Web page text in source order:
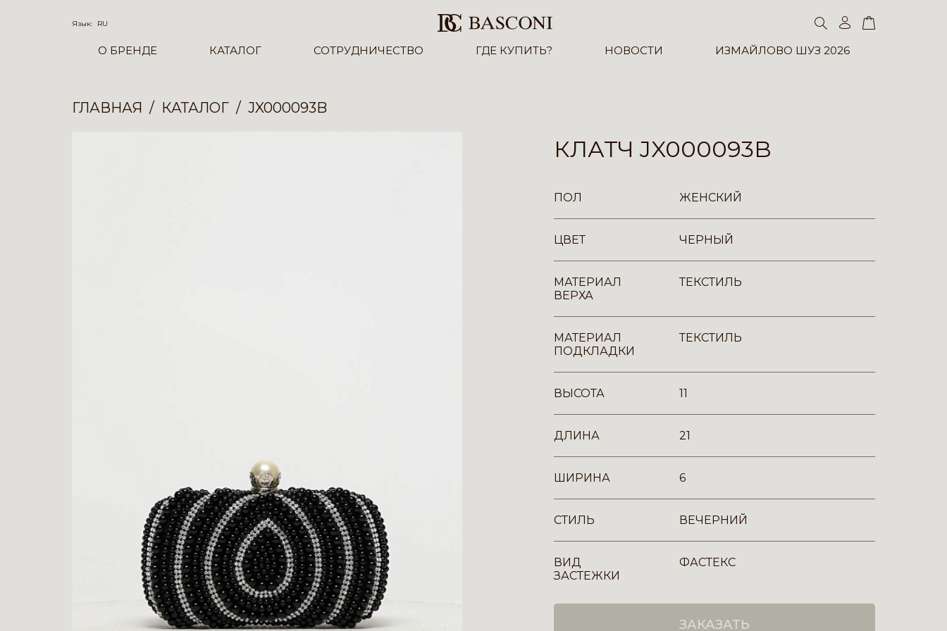
Язык: RU
О БРЕНДЕ КАТАЛОГ СОТРУДНИЧЕСТВО ГДЕ КУПИТЬ? НОВОСТИ ИЗМАЙЛОВО ШУЗ 2026
ГЛАВНАЯ КАТАЛОГ JX000093B
КЛАТЧ JX000093B
ПОЛ ЖЕНСКИЙ
ЦВЕТ ЧЕРНЫЙ
МАТЕРИАЛ
ВЕРХА
ТЕКСТИЛЬ
МАТЕРИАЛ
ПОДКЛАДКИ
ТЕКСТИЛЬ
ВЫСОТА 11
ДЛИНА 21
ШИРИНА 6
СТИЛЬ ВЕЧЕРНИЙ
ВИД
ЗАСТЕЖКИ
ФАСТЕКС
ЗАКАЗАТЬ